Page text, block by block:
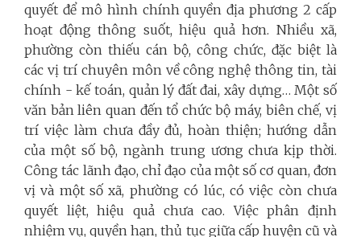
quyết để mô hình chính quyền địa phương 2 cấp
hoạt động thông suốt, hiệu quả hơn. Nhiều xã,
phường còn thiếu cán bộ, công chức, đặc biệt là
các vị trí chuyên môn về công nghệ thông tin, tài
chính - kế toán, quản lý đất đai, xây dựng… Một số
văn bản liên quan đến tổ chức bộ máy, biên chế, vị
trí việc làm chưa đầy đủ, hoàn thiện; hướng dẫn
của một số bộ, ngành trung ương chưa kịp thời.
Công tác lãnh đạo, chỉ đạo của một số cơ quan, đơn
vị và một số xã, phường có lúc, có việc còn chưa
quyết liệt, hiệu quả chưa cao. Việc phân định
nhiệm vụ, quyền hạn, thủ tục giữa cấp huyện cũ và